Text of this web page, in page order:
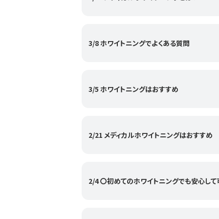
3/8 ホワイトニングでよくある質問
3/5 ホワイトニングはおすすめ
2/21 メディカルホワイトニングはおすすめ
2/4 〇初めてのホワイトニングでも安心し